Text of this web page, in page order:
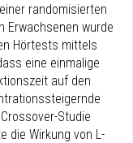
randomisierten
Erwachsenen wurde
Hörtests mittels
eine einmalige
auf den
Studie
die Wirkung von L-